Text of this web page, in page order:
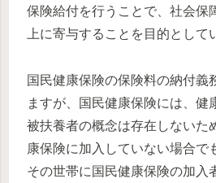
保険給付を行うことで、社会保
上に寄与することを目的として
国民健康保険の保険料の納付義
ますが、国民健康保険には、健
被扶養者の概念は存在しないた
康保険に加入していない場合で
その世帯に国民健康保険の加入